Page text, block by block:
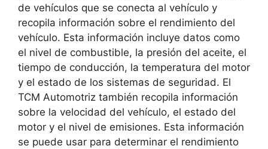
de vehículos que se conecta al vehículo y
recopila información sobre el rendimiento del
vehículo. Esta información incluye datos como
el nivel de combustible, la presión del aceite, el
tiempo de conducción, la temperatura del motor
y el estado de los sistemas de seguridad. El
TCM Automotriz también recopila información
sobre la velocidad del vehículo, el estado del
motor y el nivel de emisiones. Esta información
se puede usar para determinar el rendimiento